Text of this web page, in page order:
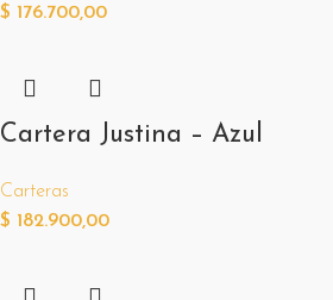
$ 176.700,00
Cartera Justina – Azul
Carteras
$ 182.900,00